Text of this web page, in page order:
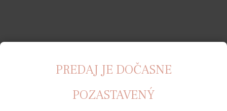
PREDAJ JE DOČASNE
POZASTAVENÝ